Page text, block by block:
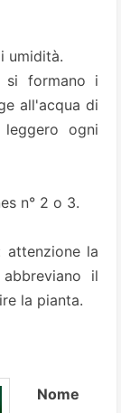
umidità.
si formano i
all'acqua di
ogni
n° 2 o 3.
attenzione la
il
la pianta.
Nome